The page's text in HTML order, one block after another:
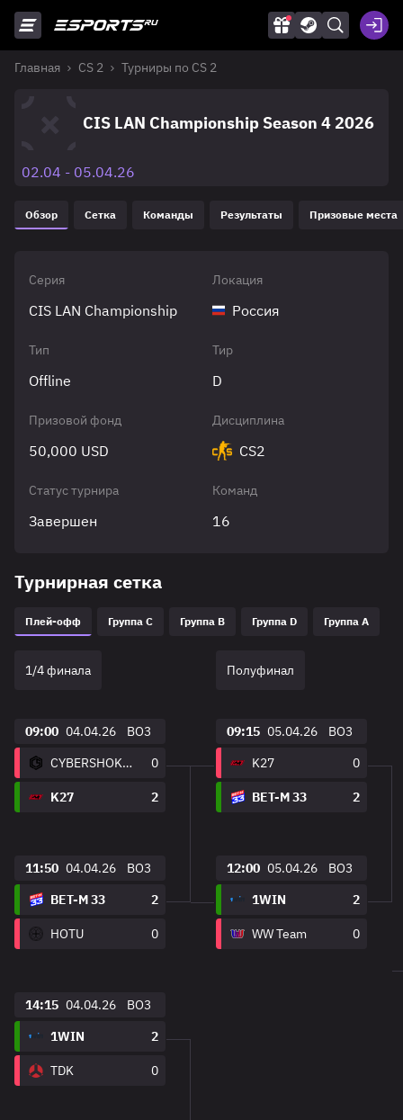
Главная CS 2 Турниры по CS 2
CIS LAN Championship Season 4 2026
02.04 - 05.04.26
Обзор Сетка Команды Результаты Призовые места
Серия
CIS LAN Championship
Локация
Россия
Тип
Offline
Тир
D
Призовой фонд
50,000 USD
Дисциплина
CS2
Статус турнира
Завершен
Команд
16
Турнирная сетка
Плей-офф Группа C Группа B Группа D Группа A
1/4 финала
09:00 04.04.26
BO3
CYBERSHOKE Prospects
0
K27 2
11:50 04.04.26
BO3
BET-M 33
2
HOTU 0
14:15 04.04.26
BO3
1WIN
2
TDK 0
Полуфинал
09:15 05.04.26
BO3
K27
0
BET-M 33 2
12:00 05.04.26
BO3
1WIN
2
WW Team 0